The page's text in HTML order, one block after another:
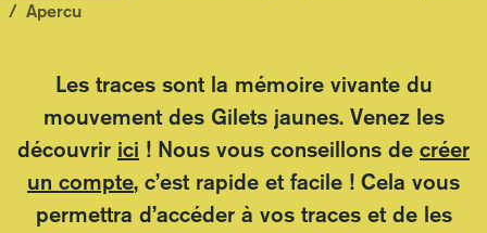
Apercu
Les traces sont la mémoire vivante du
mouvement des Gilets jaunes. Venez les
découvrir ici ! Nous vous conseillons de créer
un compte, c’est rapide et facile ! Cela vous
permettra d’accéder à vos traces et de les